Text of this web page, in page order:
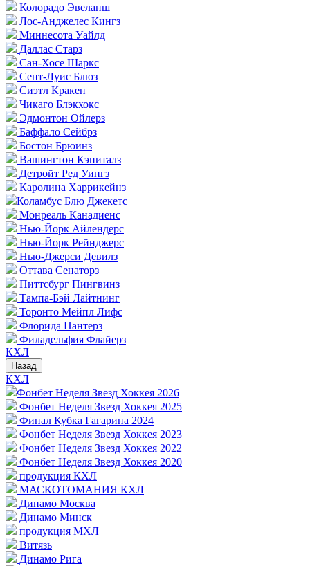
Колорадо Эвеланш
Лос-Анджелес Кингз
Миннесота Уайлд
Даллас Старз
Сан-Хосе Шаркс
Сент-Луис Блюз
Сиэтл Кракен
Чикаго Блэкхокс
Эдмонтон Ойлерз
Баффало Сейбрз
Бостон Брюинз
Вашингтон Кэпиталз
Детройт Ред Уингз
Каролина Харрикейнз
Коламбус Блю Джекетс
Монреаль Канадиенс
Нью-Йорк Айлендерс
Нью-Йорк Рейнджерс
Нью-Джерси Девилз
Оттава Сенаторз
Питтсбург Пингвинз
Тампа-Бэй Лайтнинг
Торонто Мейпл Лифс
Флорида Пантерз
Филадельфия Флайерз
КХЛ
Назад
КХЛ
Фонбет Неделя Звезд Хоккея 2026
Фонбет Неделя Звезд Хоккея 2025
Финал Кубка Гагарина 2024
Фонбет Неделя Звезд Хоккея 2023
Фонбет Неделя Звезд Хоккея 2022
Фонбет Неделя Звезд Хоккея 2020
продукция КХЛ
МАСКОТОМАНИЯ КХЛ
Динамо Москва
Динамо Минск
продукция МХЛ
Витязь
Динамо Рига